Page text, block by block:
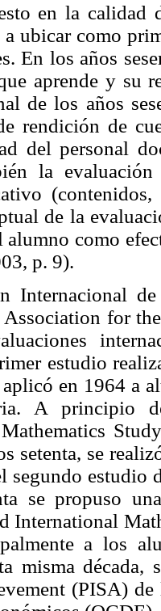
en la calidad
ubicar como
En los años
aprende y su
de los años
rendición de
del personal
la
de la
alumno como
p. 9).
Internacional
for
estudio
en 1964 a
A principio
setenta, se
segundo estudio
se propuso
International
a los
misma década,
(PISA)